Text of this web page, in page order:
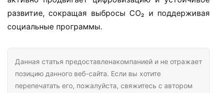
развитие, сокращая выбросы CO₂ и поддерживая
социальные программы.
Данная статья предоставленакомпанией и не отражает
позицию данного веб-сайта. Если вы хотите
перепечатать его, пожалуйста, свяжитесь с автором